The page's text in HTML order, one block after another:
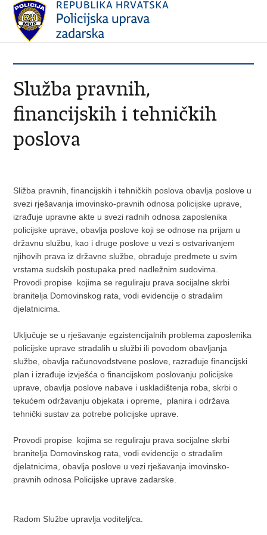
Služba pravnih,
financijskih i tehničkih
poslova
Sližba pravnih, financijskih i tehničkih poslova obavlja poslove u
svezi rješavanja imovinsko-pravnih odnosa policijske uprave,
izrađuje upravne akte u svezi radnih odnosa zaposlenika
policijske uprave, obavlja poslove koji se odnose na prijam u
državnu službu, kao i druge poslove u vezi s ostvarivanjem
njihovih prava iz državne službe, obrađuje predmete u svim
vrstama sudskih postupaka pred nadležnim sudovima.
Provodi propise kojima se reguliraju prava socijalne skrbi
branitelja Domovinskog rata, vodi evidencije o stradalim
djelatnicima.
Uključuje se u rješavanje egzistencijalnih problema zaposlenika
policijske uprave stradalih u službi ili povodom obavljanja
službe, obavlja računovodstvene poslove, razrađuje financijski
plan i izrađuje izvješća o financijskom poslovanju policijske
uprave, obavlja poslove nabave i uskladištenja roba, skrbi o
tekućem održavanju objekata i opreme, planira i održava
tehnički sustav za potrebe policijske uprave.
Provodi propise kojima se reguliraju prava socijalne skrbi
branitelja Domovinskog rata, vodi evidencije o stradalim
djelatnicima, obavlja poslove u vezi rješavanja imovinsko-
pravnih odnosa Policijske uprave zadarske.
Radom Službe upravlja voditelj/ca.